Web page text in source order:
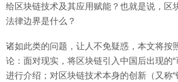
给区块链技术及其应用赋能？也就是说，区
法律边界是什么？
诸如此类的问题，让人不免疑惑，本文将按
论：面对现实，将区块链引入中国后出现的
进行介绍；对区块链技术本身的创新（又称